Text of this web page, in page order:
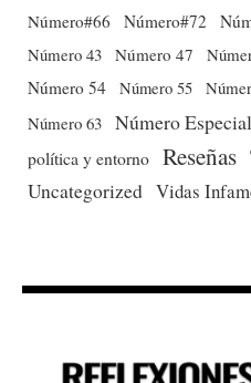
Número#66
Número#72
Número 43 Número 47
Número 54 Número 55
Número 63 Número
política y entorno Reseñas
Uncategorized Vidas